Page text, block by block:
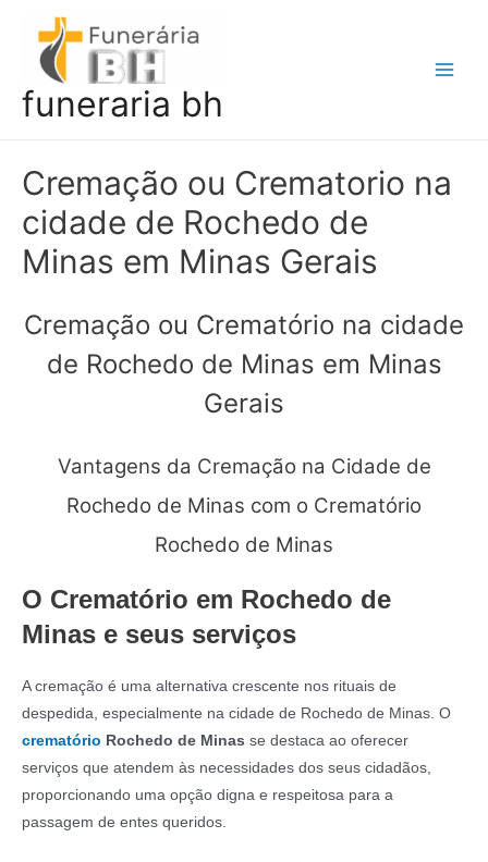
conteúdo
funeraria bh
Cremação ou Crematorio na
cidade de Rochedo de
Minas em Minas Gerais
Cremação ou Crematório na cidade
de Rochedo de Minas em Minas
Gerais
Vantagens da Cremação na Cidade de
Rochedo de Minas com o Crematório
Rochedo de Minas
O Crematório em Rochedo de
Minas e seus serviços
A cremação é uma alternativa crescente nos rituais de
despedida, especialmente na cidade de Rochedo de Minas. O
crematório Rochedo de Minas se destaca ao oferecer
serviços que atendem às necessidades dos seus cidadãos,
proporcionando uma opção digna e respeitosa para a
passagem de entes queridos.